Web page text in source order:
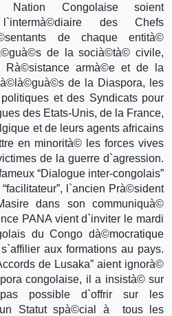
Congolaise soient
des Chefs
de chaque entità©
de la socià©tà© civile,
armà©e et de la
de la Diaspora, les
et des Syndicats pour
des Etats-Unis, de la France,
et de leurs agents africains
en minorità© les forces vives
de la guerre d`agression.
“Dialogue inter-congolais”
l`ancien Prà©sident
dans son communiquà©
PANA vient d`inviter le mardi
du Congo dà©mocratique
aux formations au pays.
de Lusaka” aient ignorà©
congolaise, il a insistà© sur
possible d`offrir sur les
Statut spà©cial à tous les